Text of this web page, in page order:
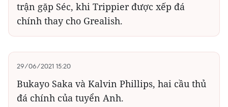
trận gặp Séc, khi Trippier được xếp đá
chính thay cho Grealish.
29/06/2021 15:20
Bukayo Saka và Kalvin Phillips, hai cầu thủ
đá chính của tuyển Anh.